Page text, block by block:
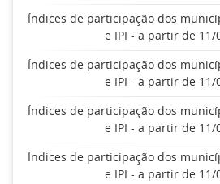
Índices de participação dos
e IPI - a partir de 11/
Índices de participação dos
e IPI - a partir de 11/
Índices de participação dos
e IPI - a partir de 11/
Índices de participação dos
e IPI - a partir de 11/